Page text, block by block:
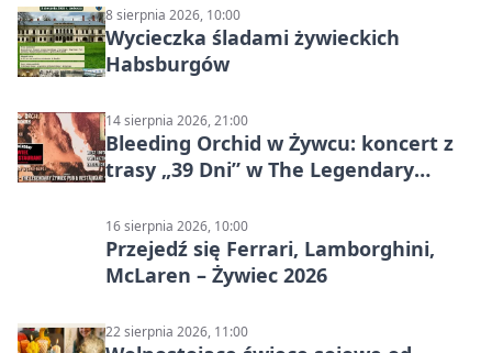
8 sierpnia 2026, 10:00
Wycieczka śladami żywieckich
Habsburgów
14 sierpnia 2026, 21:00
Bleeding Orchid w Żywcu: koncert z
trasy „39 Dni” w The Legendary
16 sierpnia 2026, 10:00
Przejedź się Ferrari, Lamborghini,
McLaren – Żywiec 2026
22 sierpnia 2026, 11:00